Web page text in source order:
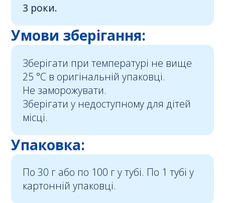
3 роки.
Умови зберігання:
Зберігати при температурі не вище
25 °С в оригінальній упаковці.
Не заморожувати.
Зберігати у недоступному для дітей
місці.
Упаковка:
По 30 г або по 100 г у тубі. По 1 тубі у
картонній упаковці.